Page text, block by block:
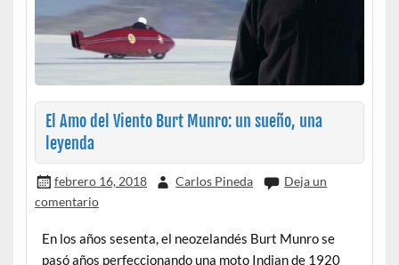
El Amo del Viento Burt Munro: un sueño, una
leyenda
febrero 16, 2018 Carlos Pineda
Deja un
comentario
En los años sesenta, el neozelandés Burt Munro se
pasó años perfeccionando una moto Indian de 1920